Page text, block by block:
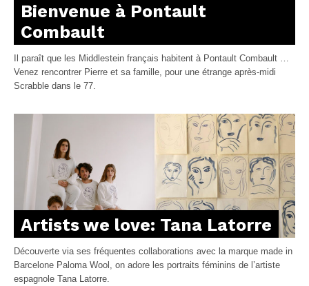
Bienvenue à Pontault
Combault
Il paraît que les Middlestein français habitent à Pontault Combault …
Venez rencontrer Pierre et sa famille, pour une étrange après-midi
Scrabble dans le 77.
Artists we love: Tana Latorre
Découverte via ses fréquentes collaborations avec la marque made in
Barcelone Paloma Wool, on adore les portraits féminins de l’artiste
espagnole Tana Latorre.